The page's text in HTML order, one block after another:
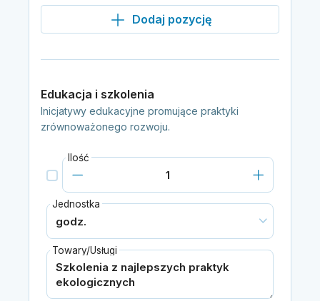
Dodaj pozycję
Edukacja i szkolenia
Inicjatywy edukacyjne promujące praktyki
zrównoważonego rozwoju.
Ilość
Jednostka
Towary/Usługi